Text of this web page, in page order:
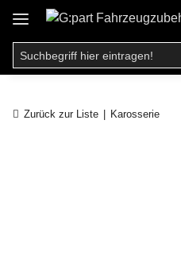
Zurück zur Liste Karosserie